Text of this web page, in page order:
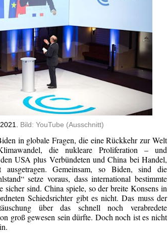
Bild: YouTube (Ausschnitt)
in globale Fragen, die eine Rückkehr zur Welt
die nukleare Proliferation – und
USA plus Verbündeten und China bei Handel,
ausgetragen. Gemeinsam, so Biden, sind die
setze voraus, dass international bestimmte
sind. China spiele, so der breite Konsens in
Schiedsrichter gibt es nicht. Das muss der
über das schnell noch verabredete
groß gewesen sein dürfte. Doch noch ist es nicht